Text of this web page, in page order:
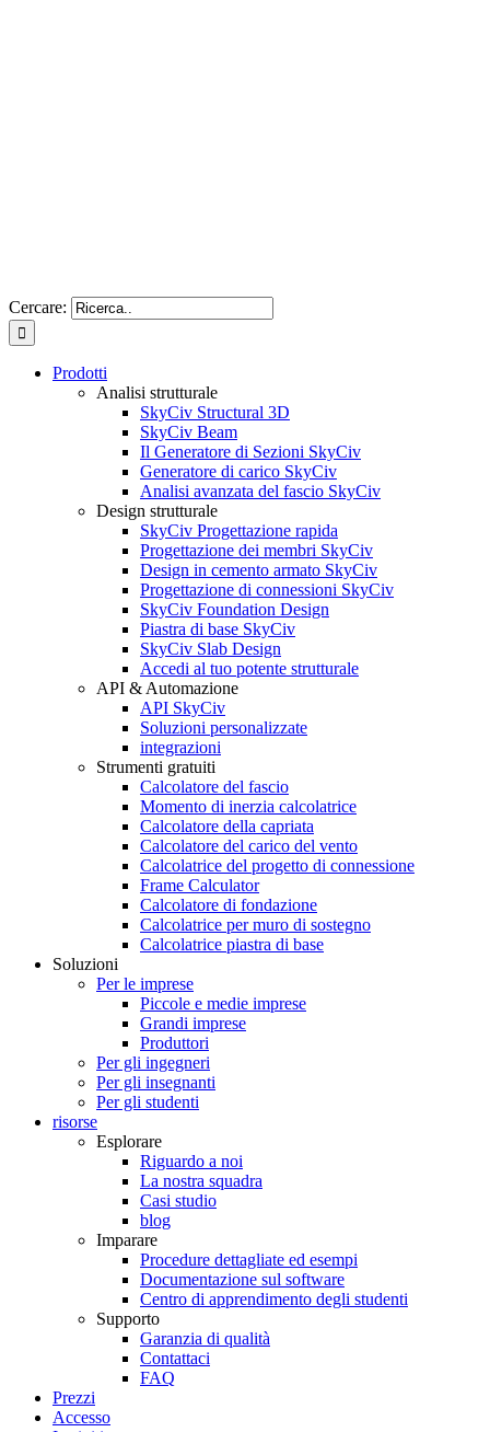
Cercare:
Prodotti
Analisi strutturale
SkyCiv Structural 3D
SkyCiv Beam
Il Generatore di Sezioni SkyCiv
Generatore di carico SkyCiv
Analisi avanzata del fascio SkyCiv
Design strutturale
SkyCiv Progettazione rapida
Progettazione dei membri SkyCiv
Design in cemento armato SkyCiv
Progettazione di connessioni SkyCiv
SkyCiv Foundation Design
Piastra di base SkyCiv
SkyCiv Slab Design
Accedi al tuo potente strutturale
API & Automazione
API SkyCiv
Soluzioni personalizzate
integrazioni
Strumenti gratuiti
Calcolatore del fascio
Momento di inerzia calcolatrice
Calcolatore della capriata
Calcolatore del carico del vento
Calcolatrice del progetto di connessione
Frame Calculator
Calcolatore di fondazione
Calcolatrice per muro di sostegno
Calcolatrice piastra di base
Soluzioni
Per le imprese
Piccole e medie imprese
Grandi imprese
Produttori
Per gli ingegneri
Per gli insegnanti
Per gli studenti
risorse
Esplorare
Riguardo a noi
La nostra squadra
Casi studio
blog
Imparare
Procedure dettagliate ed esempi
Documentazione sul software
Centro di apprendimento degli studenti
Supporto
Garanzia di qualità
Contattaci
FAQ
Prezzi
Accesso